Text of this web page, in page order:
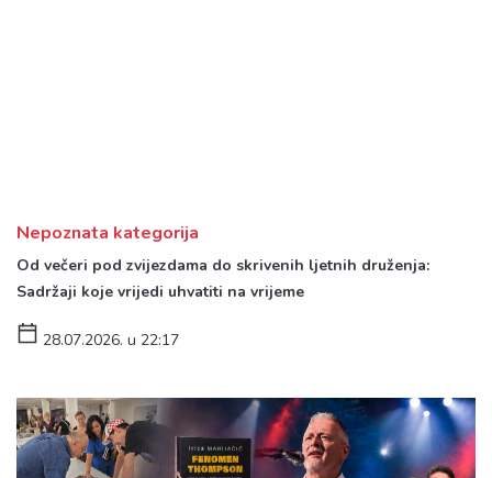
Nepoznata kategorija
Od večeri pod zvijezdama do skrivenih ljetnih druženja:
Sadržaji koje vrijedi uhvatiti na vrijeme
28.07.2026. u 22:17